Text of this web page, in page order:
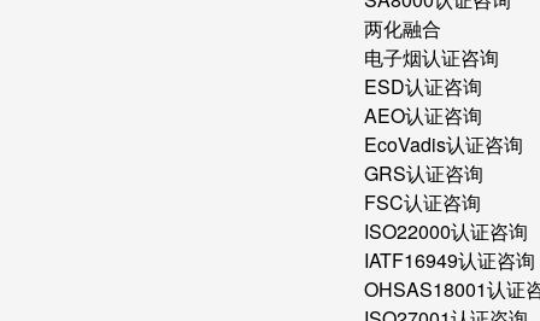
两化融合
电子烟认证咨询
ESD认证咨询
AEO认证咨询
EcoVadis认证咨询
GRS认证咨询
FSC认证咨询
ISO22000认证咨询
IATF16949认证咨询
OHSAS18001认证